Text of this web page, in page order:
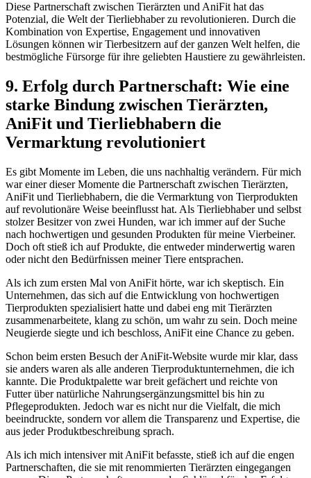
Diese Partnerschaft zwischen Tierärzten und AniFit hat das
Potenzial, die ⁢Welt der Tierliebhaber zu revolutionieren. Durch die
Kombination von ⁤Expertise, Engagement und innovativen
Lösungen können wir Tierbesitzern auf der ganzen Welt helfen, die
bestmögliche Fürsorge für ihre geliebten⁣ Haustiere zu gewährleisten.
9. Erfolg durch Partnerschaft: Wie ⁤eine
starke Bindung zwischen⁣ Tierärzten,
AniFit und Tierliebhabern die
Vermarktung‌ revolutioniert
Es gibt Momente im Leben, die uns nachhaltig verändern. Für⁣ mich
war einer dieser Momente die Partnerschaft zwischen Tierärzten,
AniFit und Tierliebhabern, ‌die die Vermarktung von Tierprodukten‌
auf revolutionäre Weise beeinflusst hat. ​Als Tierliebhaber und selbst
stolzer Besitzer von zwei Hunden, ‍war ich immer auf der ‌Suche
nach hochwertigen ⁢und gesunden Produkten für meine⁢ Vierbeiner.
Doch oft stieß ich auf Produkte,⁣ die entweder minderwertig waren
oder nicht ​den Bedürfnissen meiner ​Tiere entsprachen.
Als ich⁣ zum ersten Mal von AniFit hörte,‍ war ich skeptisch. Ein
Unternehmen, das sich auf die Entwicklung von⁣ hochwertigen‌
Tierprodukten spezialisiert hatte und dabei eng mit Tierärzten
zusammenarbeitete, klang zu schön, um wahr zu sein. Doch meine
Neugierde siegte und ​ich beschloss, ⁤AniFit eine Chance zu geben.
Schon beim ersten Besuch der AniFit-Website wurde mir klar, dass
sie anders waren als alle anderen Tierproduktunternehmen, die ich
kannte. Die Produktpalette war breit gefächert und reichte‌ von
Futter über natürliche​ Nahrungsergänzungsmittel bis hin zu
Pflegeprodukten. Jedoch ‌war es ⁣nicht nur die Vielfalt, die mich⁤
beeindruckte, sondern vor ⁢allem die ​Transparenz und Expertise, die
aus jeder Produktbeschreibung ‍sprach.
Als ich mich intensiver mit AniFit befasste, stieß ich auf die engen
⁣Partnerschaften, die sie mit renommierten Tierärzten eingegangen